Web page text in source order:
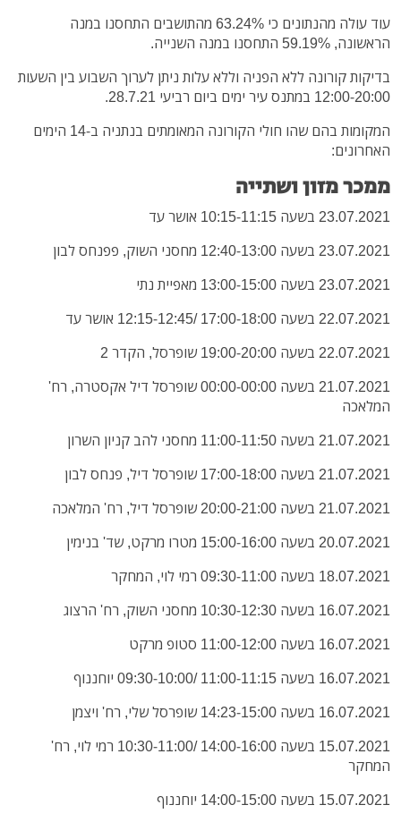
עוד עולה מהנתונים כי 63.24% מהתושבים התחסנו במנה
הראשונה, 59.19% התחסנו במנה השנייה.
בדיקות קורונה ללא הפניה וללא עלות ניתן לערוך השבוע בין השעות
12:00-20:00 במתנס עיר ימים ביום רביעי 28.7.21.
המקומות בהם שהו חולי הקורונה המאומתים בנתניה ב-14 הימים
האחרונים:
ממכר מזון ושתייה
23.07.2021 בשעה 10:15-11:15 אושר עד
23.07.2021 בשעה 12:40-13:00 מחסני השוק, פפנחס לבון
23.07.2021 בשעה 13:00-15:00 מאפיית נתי
22.07.2021 בשעה 17:00-18:00 /12:15-12:45 אושר עד
22.07.2021 בשעה 19:00-20:00 שופרסל, הקדר 2
21.07.2021 בשעה 00:00-00:00 שופרסל דיל אקסטרה, רח'
המלאכה
21.07.2021 בשעה 11:00-11:50 מחסני להב קניון השרון
21.07.2021 בשעה 17:00-18:00 שופרסל דיל, פנחס לבון
21.07.2021 בשעה 20:00-21:00 שופרסל דיל, רח' המלאכה
20.07.2021 בשעה 15:00-16:00 מטרו מרקט, שד' בנימין
18.07.2021 בשעה 09:30-11:00 רמי לוי, המחקר
16.07.2021 בשעה 10:30-12:30 מחסני השוק, רח' הרצוג
16.07.2021 בשעה 11:00-12:00 סטופ מרקט
16.07.2021 בשעה 11:00-11:15 /09:30-10:00 יוחננוף
16.07.2021 בשעה 14:23-15:00 שופרסל שלי, רח' ויצמן
15.07.2021 בשעה 14:00-16:00 /10:30-11:00 רמי לוי, רח'
המחקר
15.07.2021 בשעה 14:00-15:00 יוחננוף